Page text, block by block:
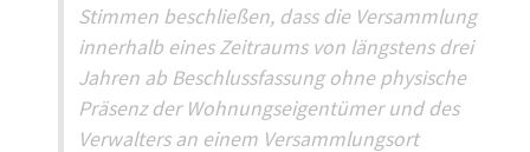
Stimmen beschließen, dass die Versammlung
innerhalb eines Zeitraums von längstens drei
Jahren ab Beschlussfassung ohne physische
Präsenz der Wohnungseigentümer und des
Verwalters an einem Versammlungsort